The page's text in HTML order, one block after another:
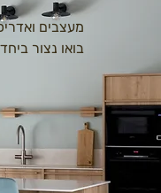
מעצבים
בואו נצור ביחד